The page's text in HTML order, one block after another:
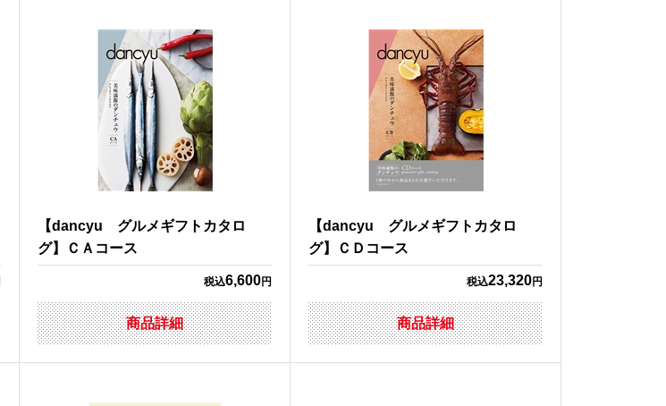
【dancyu グルメギフトカタロ
グ】ＣＡコース
税込6,600円
商品詳細
【dancyu グルメギフトカタロ
グ】ＣＤコース
税込23,320円
商品詳細